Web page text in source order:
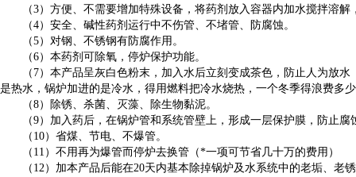
（3）方便、不需要增加特殊设备，将药剂放入容器内加水搅拌溶解
（4）安全、碱性药剂运行中不伤管、不堵管、防腐蚀。
（5） 对钢、不锈钢有防腐作用。
（6）本药剂可除氧，停炉保护功能。
（7） 本产品呈灰白色粉末，加入水后立刻变成茶色，防止人为放
是热水，锅炉加进的是冷水，得用燃料把冷水烧热，一个冬季得浪费多
（8）除锈、杀菌、灭藻、除生物黏泥。
（9）加入药后，在锅炉管和系统管壁上，形成一层保护膜，防止腐
（10）省煤、节电、不爆管。
（11） 不用再为爆管而停炉去换管（*一项可节省几十万的费用）
（12）加本产品后能在20天内基本除掉锅炉及水系统中的老垢、老